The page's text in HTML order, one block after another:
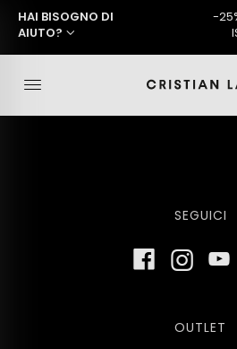
HAI BISOGNO DI
AIUTO?
-
SEGUICI
OUTLET